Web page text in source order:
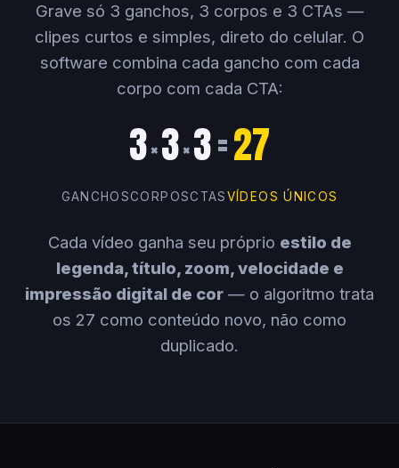
Grave só 3 ganchos, 3 corpos e 3 CTAs —
clipes curtos e simples, direto do celular. O
software combina cada gancho com cada
corpo com cada CTA:
3×3×3=27
GANCHOSCORPOSCTASVÍDEOS ÚNICOS
Cada vídeo ganha seu próprio estilo de
legenda, título, zoom, velocidade e
impressão digital de cor — o algoritmo trata
os 27 como conteúdo novo, não como
duplicado.